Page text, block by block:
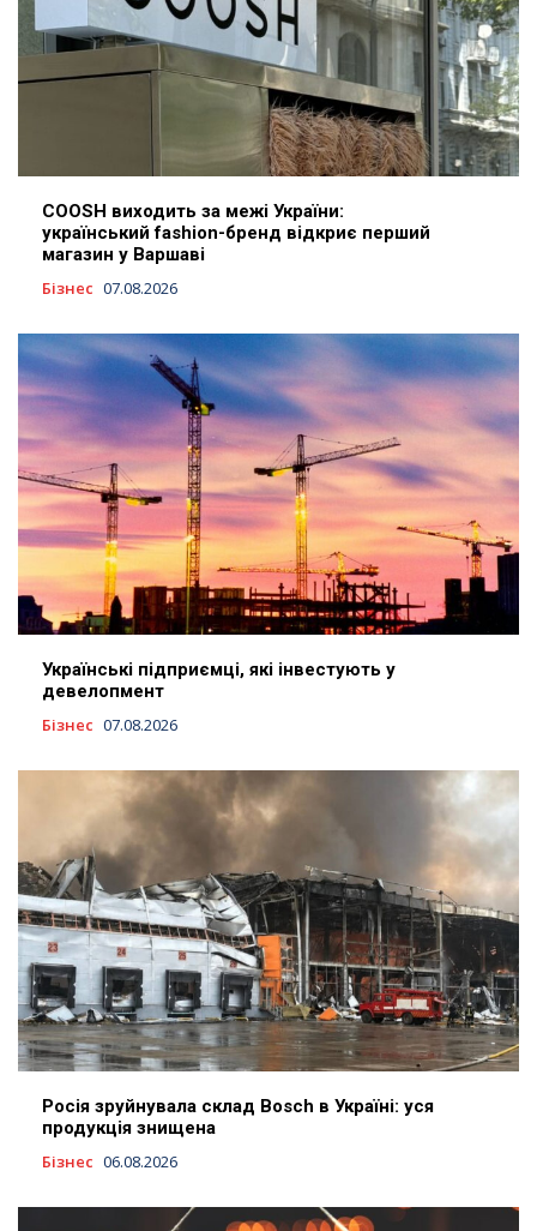
COOSH виходить за межі України:
український fashion-бренд відкриє перший
магазин у Варшаві
Бізнес 07.08.2026
Українські підприємці, які інвестують у
девелопмент
Бізнес 07.08.2026
Росія зруйнувала склад Bosch в Україні: уся
продукція знищена
Бізнес 06.08.2026